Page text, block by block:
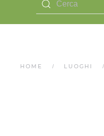
HOME LUOGHI